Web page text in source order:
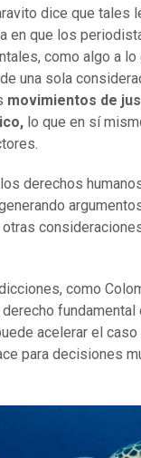
dice que tales
en que los
como algo a lo
una sola
movimientos de
lo que en sí
derechos
como
fundamental
acelerar el
para decisiones